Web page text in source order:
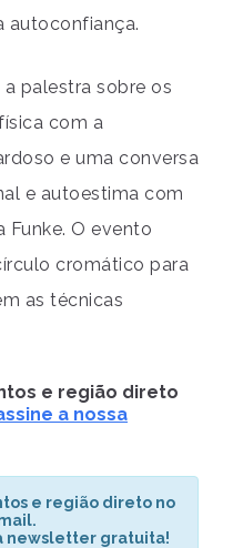
autoconfiança.
palestra sobre os
com a
e uma conversa
e autoestima com
Funke. O evento
cromático para
as técnicas
e região direto
a nossa
e região direto no
newsletter gratuita!